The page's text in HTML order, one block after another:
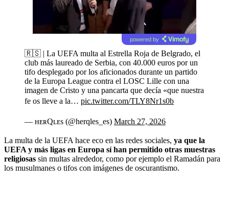
powered by
🇷🇸 | La UEFA multa al Estrella Roja de Belgrado, el
club más laureado de Serbia, con 40.000 euros por un
tifo desplegado por los aficionados durante un partido
de la Europa League contra el LOSC Lille con una
imagen de Cristo y una pancarta que decía «que nuestra
fe os lleve a la… pic.twitter.com/TLY8Nr1s0b
— ʜᴇʀQʟᴇs (@herqles_es) March 27, 2026
La multa de la UEFA hace eco en las redes sociales, ya que la
UEFA y más ligas en Europa sí han permitido otras muestras
religiosas sin multas alrededor, como por ejemplo el Ramadán para
los musulmanes o tifos con imágenes de oscurantismo.